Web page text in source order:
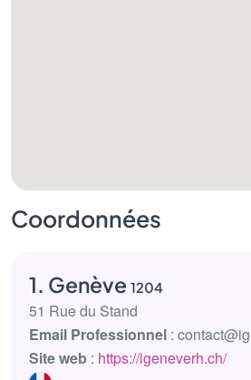
Coordonnées
1. Genève 1204
51 Rue du Stand
Email Professionnel :
Site web : https://igeneverh.ch/